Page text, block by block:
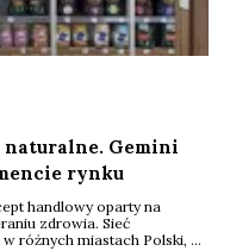
naturalne. Gemini
rynku
handlowy oparty na
zdrowia. Sieć
różnych miastach Polski, a